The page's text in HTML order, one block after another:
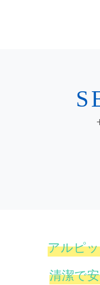
アルピ
清潔で